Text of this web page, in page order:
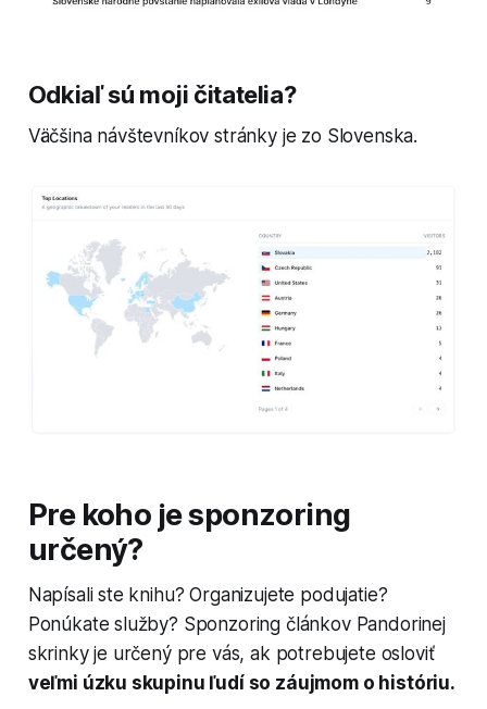
Odkiaľ sú moji čitatelia?
Väčšina návštevníkov stránky je zo Slovenska.
Pre koho je sponzoring
určený?
Napísali ste knihu? Organizujete podujatie?
Ponúkate služby? Sponzoring článkov Pandorinej
skrinkyje určený pre vás, ak potrebujete osloviť
veľmi úzku skupinu ľudí so záujmom o históriu.